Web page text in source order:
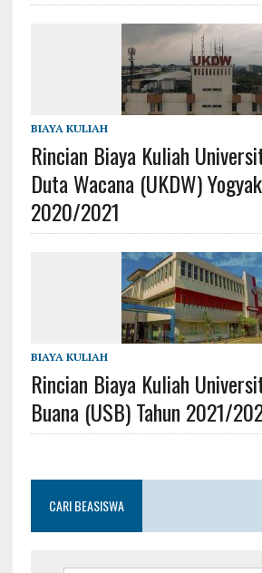
BIAYA KULIAH
Rincian Biaya Kuliah
Duta Wacana (UKDW)
2020/2021
BIAYA KULIAH
Rincian Biaya Kuliah
Buana (USB) Tahun 2021/
CARI BEASISWA